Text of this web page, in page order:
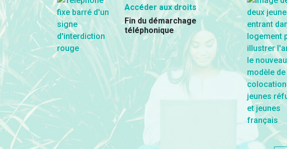
Accéder aux droits
Fin du démarchage
téléphonique